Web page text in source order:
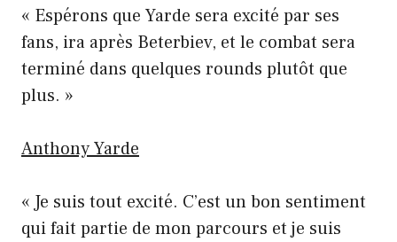
« Espérons que Yarde sera excité par ses
fans, ira après Beterbiev, et le combat sera
terminé dans quelques rounds plutôt que
plus. »
Anthony Yarde
« Je suis tout excité. C’est un bon sentiment
qui fait partie de mon parcours et je suis